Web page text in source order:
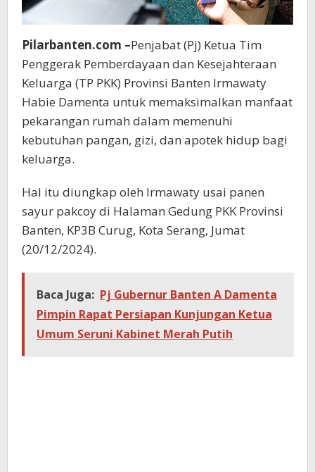
Pilarbanten.com –Penjabat (Pj) Ketua Tim
Penggerak Pemberdayaan dan Kesejahteraan
Keluarga (TP PKK) Provinsi Banten Irmawaty
Habie Damenta untuk memaksimalkan manfaat
pekarangan rumah dalam memenuhi
kebutuhan pangan, gizi, dan apotek hidup bagi
keluarga.
Hal itu diungkap oleh Irmawaty usai panen
sayur pakcoy di Halaman Gedung PKK Provinsi
Banten, KP3B Curug, Kota Serang, Jumat
(20/12/2024).
Baca Juga: Pj Gubernur Banten A Damenta
Pimpin Rapat Persiapan Kunjungan Ketua
Umum Seruni Kabinet Merah Putih